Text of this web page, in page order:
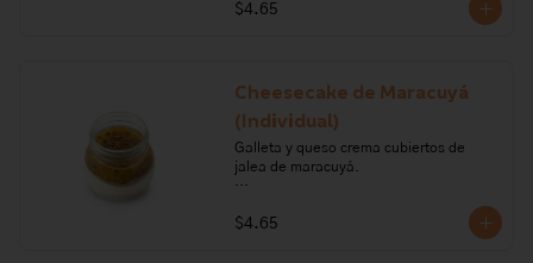
leche, galleta, margarina, gelatina,
sulfitos, soya
$4.65
Cheesecake de Maracuyá
(Individual)
Galleta y queso crema cubiertos de
jalea de maracuyá.
crema de leche, margarina, gelatina,
$4.65